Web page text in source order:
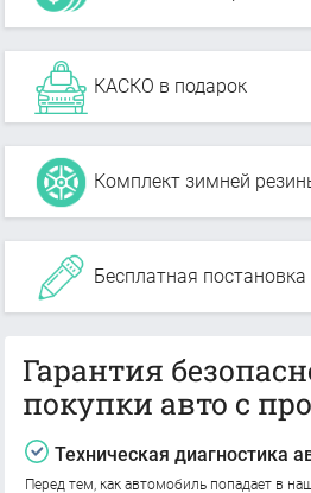
КАСКО в подарок
Комплект зимней
Бесплатная
Гарантия
покупки авто с
Техническая диагностика
Перед тем, как автомобиль попадает в